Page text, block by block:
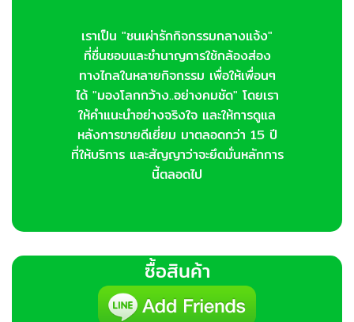
เราเป็น "ชนเผ่ารักกิจกรรมกลางแจ้ง"
ที่ชื่นชอบและชำนาญการใช้กล้องส่อง
ทางไกลในหลายกิจกรรม เพื่อให้เพื่อนๆ
ได้ "มองโลกกว้าง..อย่างคมชัด" โดยเรา
ให้คำแนะนำอย่างจริงใจ และให้การดูแล
หลังการขายดีเยี่ยม มาตลอดกว่า 15 ปี
ที่ให้บริการ และสัญญาว่าจะยึดมั่นหลักการ
นี้ตลอดไป
ซื้อสินค้า